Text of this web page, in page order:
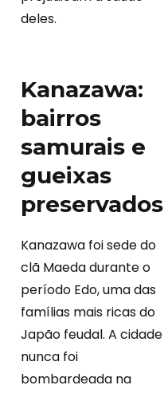
deles.
Kanazawa:
bairros
samurais e
gueixas
preservados
Kanazawa foi sede do
clã Maeda durante o
período Edo, uma das
famílias mais ricas do
Japão feudal. A cidade
nunca foi
bombardeada na